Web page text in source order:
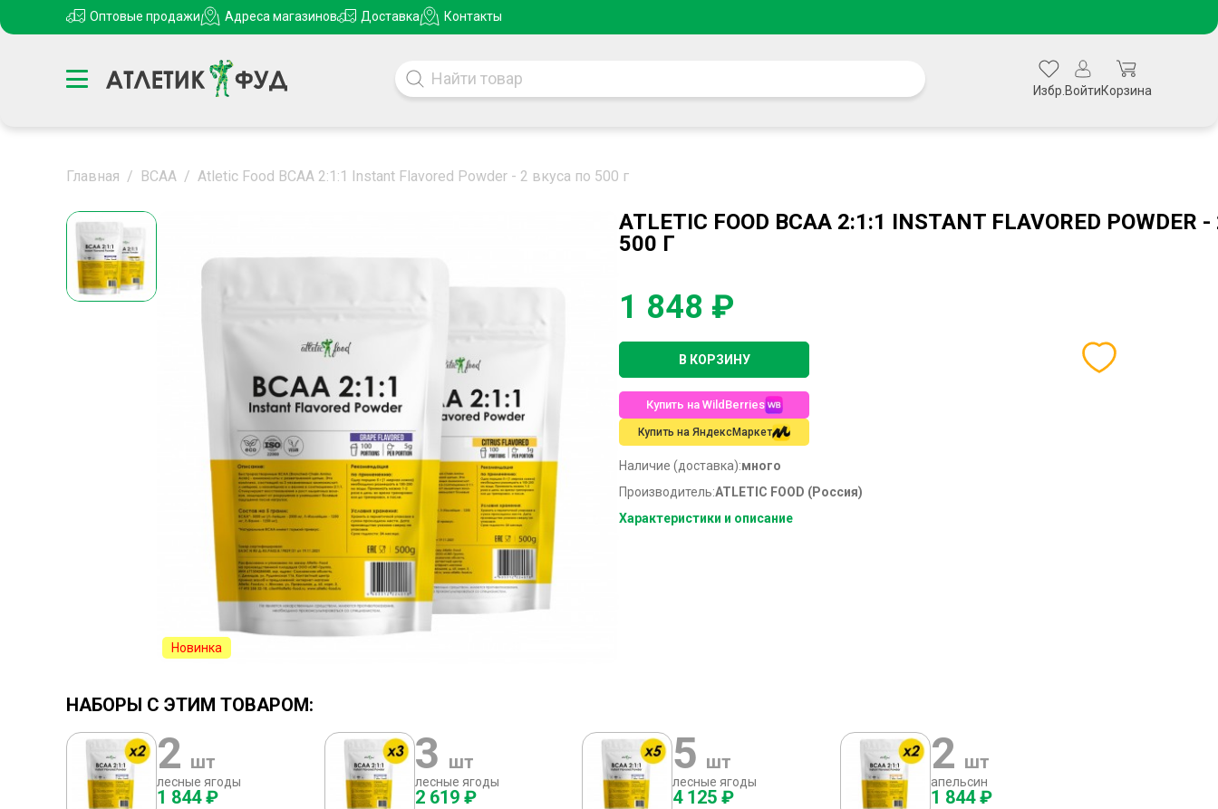
Оптовые продажи Адреса магазинов Доставка Контакты
Избр. ВойтиКорзина
Главная / ВСАА / Atletic Food BCAA 2:1:1 Instant Flavored Powder - 2 вкуса по 500 г
Новинка
ATLETIC FOOD BCAA 2:1:1 INSTANT FLAVORED
500 Г
1 848 ₽
В КОРЗИНУ
Купить на WildBerries
Купить на ЯндексМаркет
Наличие (доставка):много
Производитель:ATLETIC FOOD (Россия)
Характеристики и описание
НАБОРЫ С ЭТИМ ТОВАРОМ:
2 шт
лесные ягоды
1 844 ₽
3 шт
лесные ягоды
2 619 ₽
5 шт
лесные ягоды
4 125 ₽
2 шт
апельсин
1 844 ₽